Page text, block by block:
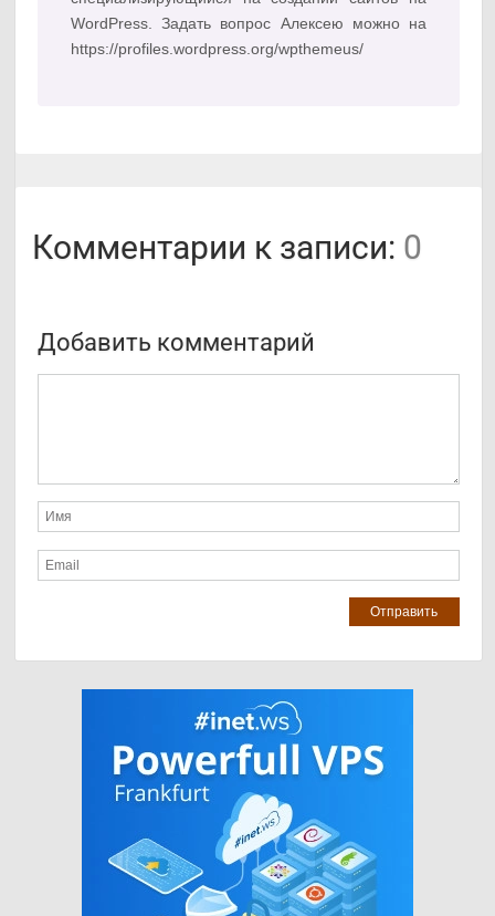
WordPress. Задать вопрос Алексею можно на
https://profiles.wordpress.org/wpthemeus/
Комментарии к записи: 0
Добавить комментарий